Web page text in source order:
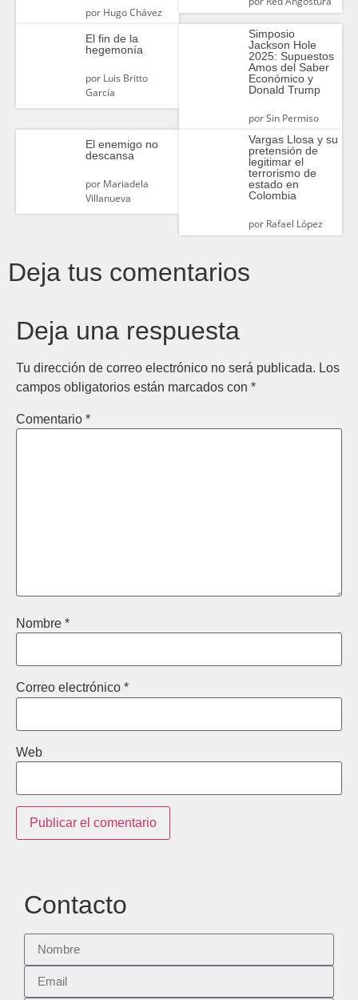
porHugo Chávez
El fin de la
hegemonía
porLuis Britto
García
Simposio
Jackson Hole
2025: Supuestos
Amos del Saber
Económico y
Donald Trump
porSin Permiso
El enemigo no
descansa
porMariadela
Villanueva
Vargas Llosa y su
pretensión de
legitimar el
terrorismo de
estado en
Colombia
porRafael López
Deja tus comentarios
Deja una respuesta
Tu dirección de correo electrónico no será publicada. Los
campos obligatorios están marcados con *
Comentario *
Nombre *
Correo electrónico *
Web
Contacto